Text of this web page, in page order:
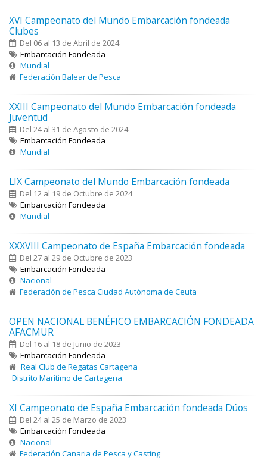
XVI Campeonato del Mundo Embarcación fondeada
Clubes
Del 06 al 13 de Abril de 2024
Embarcación Fondeada
Mundial
Federación Balear de Pesca
XXIII Campeonato del Mundo Embarcación fondeada
Juventud
Del 24 al 31 de Agosto de 2024
Embarcación Fondeada
Mundial
LIX Campeonato del Mundo Embarcación fondeada
Del 12 al 19 de Octubre de 2024
Embarcación Fondeada
Mundial
XXXVIII Campeonato de España Embarcación fondeada
Del 27 al 29 de Octubre de 2023
Embarcación Fondeada
Nacional
Federación de Pesca Ciudad Autónoma de Ceuta
OPEN NACIONAL BENÉFICO EMBARCACIÓN FONDEADA
AFACMUR
Del 16 al 18 de Junio de 2023
Embarcación Fondeada
Real Club de Regatas Cartagena
Distrito Marítimo de Cartagena
XI Campeonato de España Embarcación fondeada Dúos
Del 24 al 25 de Marzo de 2023
Embarcación Fondeada
Nacional
Federación Canaria de Pesca y Casting